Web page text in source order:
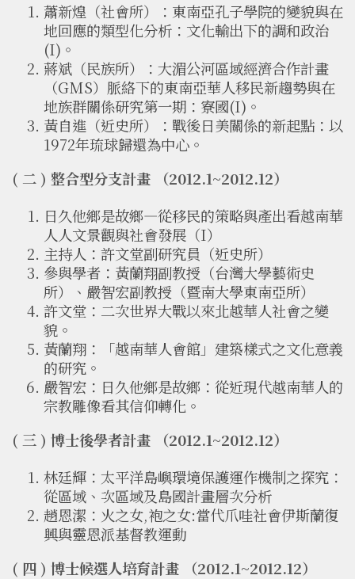
蕭新煌（社會所）：東南亞孔子學院的變貌與在
地回應的類型化分析：文化輸出下的調和政治
(I)。
蔣斌（民族所）：大湄公河區域經濟合作計畫
（GMS）脈絡下的東南亞華人移民新趨勢與在
地族群關係研究第一期：寮國(I)。
黃自進（近史所）：戰後日美關係的新起點：以
1972年琉球歸還為中心。
( 二 ) 整合型分支計畫 （2012.1~2012.12）
日久他鄉是故鄉—從移民的策略與產出看越南華
人人文景觀與社會發展（I）
主持人：許文堂副研究員（近史所）
參與學者：黃蘭翔副教授（台灣大學藝術史
所）、嚴智宏副教授（暨南大學東南亞所）
許文堂：二次世界大戰以來北越華人社會之變
貌。
黃蘭翔：「越南華人會館」建築樣式之文化意義
的研究。
嚴智宏：日久他鄉是故鄉：從近現代越南華人的
宗教雕像看其信仰轉化。
( 三 ) 博士後學者計畫 （2012.1~2012.12）
林廷輝：太平洋島嶼環境保護運作機制之探究：
從區域、次區域及島國計畫層次分析
趙恩潔：火之女,袍之女:當代爪哇社會伊斯蘭復
興與靈恩派基督教運動
( 四 ) 博士候選人培育計畫 （2012.1~2012.12）